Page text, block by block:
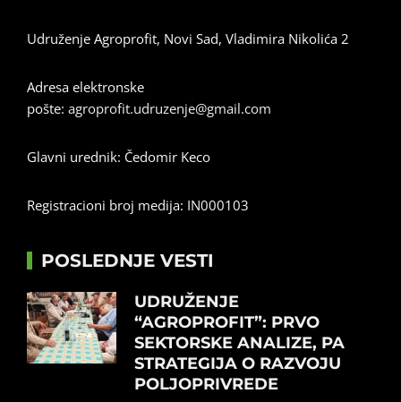
Udruženje Agroprofit, Novi Sad, Vladimira Nikolića 2
Adresa elektronske
pošte: agroprofit.udruzenje@gmail.com
Glavni urednik: Čedomir Keco
Registracioni broj medija: IN000103
POSLEDNJE VESTI
UDRUŽENJE
“AGROPROFIT”: PRVO
SEKTORSKE ANALIZE, PA
STRATEGIJA O RAZVOJU
POLJOPRIVREDE